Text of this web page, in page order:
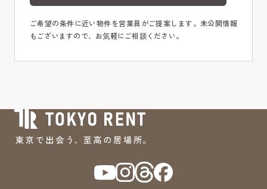
ご希望の条件に近い物件を営業員がご提案します。未公開情報
もございますので、お気軽にご相談ください。